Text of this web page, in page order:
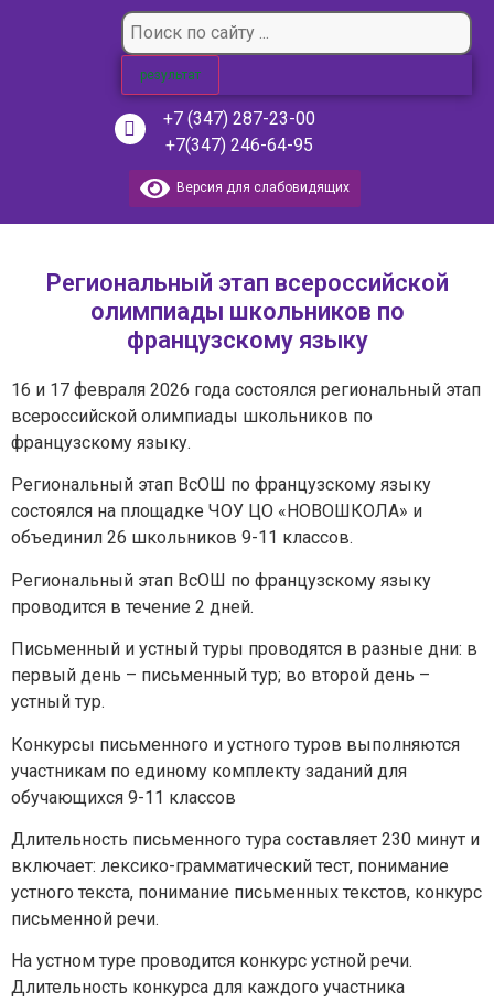
результат
+7 (347) 287-23-00
+7(347) 246-64-95
Версия для слабовидящих
Региональный этап всероссийской
олимпиады школьников по
французскому языку
16 и 17 февраля 2026 года состоялся региональный этап
всероссийской олимпиады школьников по
французскому языку.
Региональный этап ВсОШ по французскому языку
состоялся на площадке ЧОУ ЦО «НОВОШКОЛА» и
объединил 26 школьников 9-11 классов.
Региональный этап ВсОШ по французскому языку
проводится в течение 2 дней.
Письменный и устный туры проводятся в разные дни: в
первый день – письменный тур; во второй день –
устный тур.
Конкурсы письменного и устного туров выполняются
участникам по единому комплекту заданий для
обучающихся 9-11 классов
Длительность письменного тура составляет 230 минут и
включает: лексико-грамматический тест, понимание
устного текста, понимание письменных текстов, конкурс
письменной речи.
На устном туре проводится конкурс устной речи.
Длительность конкурса для каждого участника
Задайте нам вопрос
Для заполнения данной формы включите
JavaScript в браузере.
Тема вопроса:*